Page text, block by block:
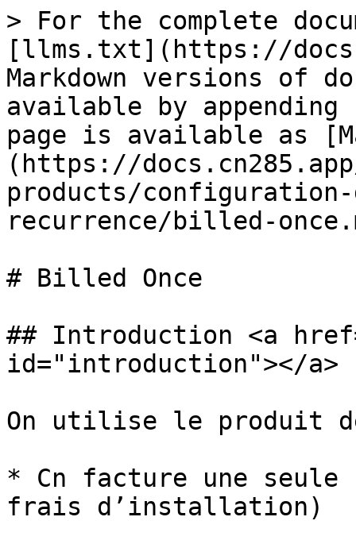
> For the complete
[llms.txt](https://
Markdown versions of
available by
page is available as
(https://
products/
recurrence/billed-
# Billed Once
## Introduction <a
id="introduction"></a>
On utilise le produit
* Cn facture une
frais d’installation)